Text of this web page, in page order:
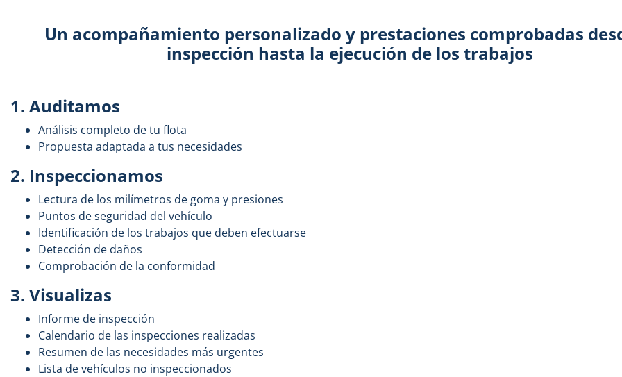
Un acompañamiento personalizado y prestaciones comprobadas
inspección hasta la ejecución de los trabajos
1. Auditamos
Análisis completo de tu flota
Propuesta adaptada a tus necesidades
2. Inspeccionamos
Lectura de los milímetros de goma y presiones
Puntos de seguridad del vehículo
Identificación de los trabajos que deben efectuarse
Detección de daños
Comprobación de la conformidad
3. Visualizas
Informe de inspección
Calendario de las inspecciones realizadas
Resumen de las necesidades más urgentes
Lista de vehículos no inspeccionados